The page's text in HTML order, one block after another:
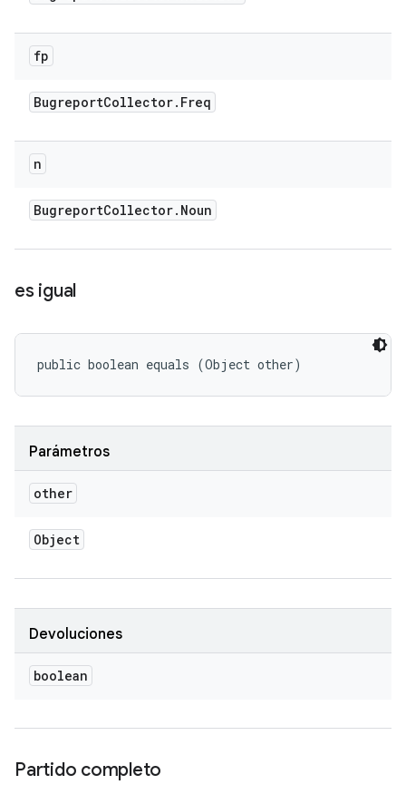
fp
BugreportCollector. Freq
n
BugreportCollector. Noun
es igual
public boolean equals (Object other)
Parámetros
other
Object
Devoluciones
boolean
Partido completo